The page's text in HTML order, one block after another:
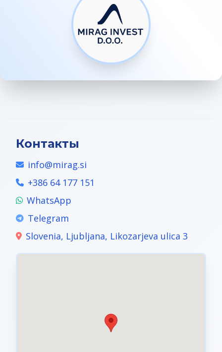
Контакты
info@mirag.si
+386 64 177 151
WhatsApp
Telegram
Slovenia, Ljubljana, Likozarjeva ulica 3